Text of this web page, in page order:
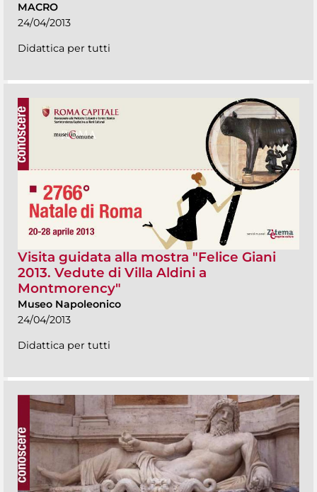
MACRO
24/04/2013
Didattica per tutti
Visita guidata alla mostra "Felice Giani
2013. Vedute di Villa Aldini a
Montmorency"
Museo Napoleonico
24/04/2013
Didattica per tutti